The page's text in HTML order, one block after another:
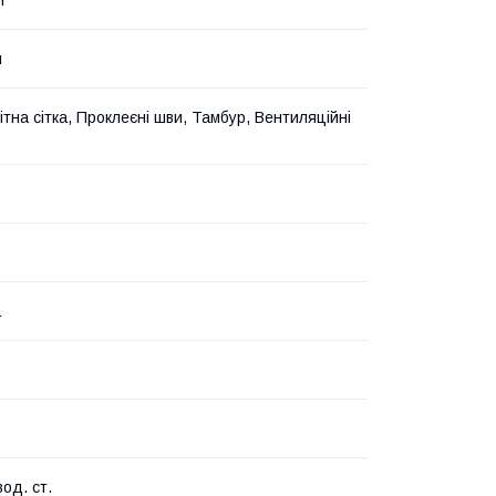
сітка, Проклеєні шви, Тамбур, Вентиляційні
ст.